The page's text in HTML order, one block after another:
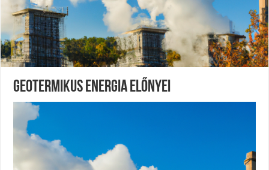
Geotermikus Energia Előnyei